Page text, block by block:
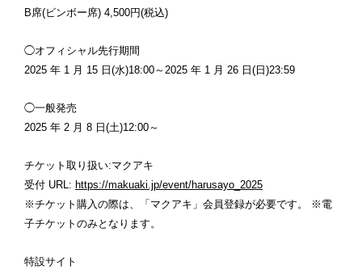
B席(ビンボー席) 4,500円(税込)
◯オフィシャル先行期間
2025 年 1 月 15 日(水)18:00～2025 年 1 月 26 日(日)23:59
◯一般発売
2025 年 2 月 8 日(土)12:00～
チケット取り扱い:マクアキ
受付 URL: https://makuaki.jp/event/harusayo_2025
※チケット購入の際は、「マクアキ」会員登録が必要です。 ※電
子チケットのみとなります。
特設サイト